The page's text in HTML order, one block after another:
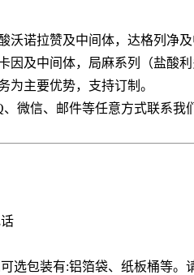
沃诺拉赞及中间体，达格列净
因及中间体，局麻系列（盐酸
为主要优势，支持订制。
微信、邮件等任意方式联系我
选包装有:铝箔袋、纸板桶等。